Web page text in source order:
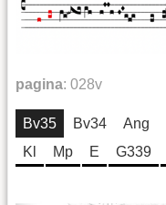
pagina: 028v
Bv35 Bv34 Ang
Kl
Mp E G339